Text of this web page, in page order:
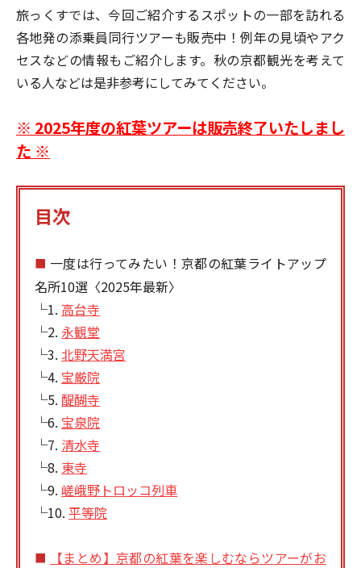
旅っくすでは、今回ご紹介するスポットの一部を訪れる
各地発の添乗員同行ツアーも販売中！例年の見頃やアク
セスなどの情報もご紹介します。秋の京都観光を考えて
いる人などは是非参考にしてみてください。
※ 2025年度の紅葉ツアーは販売終了いたしまし
た ※
目次
■ 一度は行ってみたい！京都の紅葉ライトアップ
名所10選〈2025年最新〉
└1.高台寺
└2.永観堂
└3.北野天満宮
└4.宝厳院
└5.醍醐寺
└6.宝泉院
└7. 清水寺
└8. 東寺
└9. 嵯峨野トロッコ列車
└10.平等院
■
【まとめ】京都の紅葉を楽しむならツアーがお